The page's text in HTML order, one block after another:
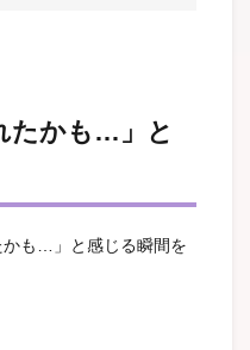
たかも…」と
かも…」と感じる瞬間を